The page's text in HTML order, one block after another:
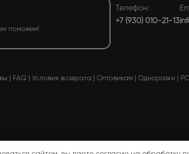
поможем!
Телефон:
+7 (930) 010-21-13
| FAQ | Условия возврата | Оптовикам | Одноразки |
офертой ♥ DIGISMOKE 2026